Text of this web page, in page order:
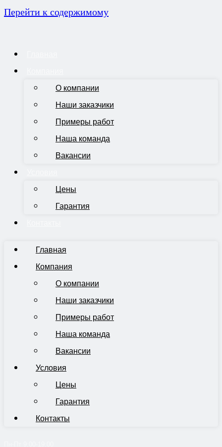
Перейти к содержимому
О компании
Наши заказчики
Примеры работ
Наша команда
Вакансии
Цены
Гарантия
Главная
Компания
О компании
Наши заказчики
Примеры работ
Наша команда
Вакансии
Условия
Цены
Гарантия
Контакты